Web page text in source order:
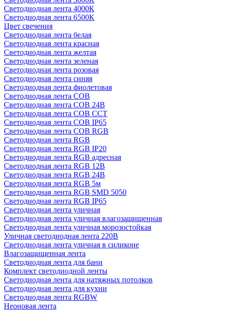
Светодиодная лента 4000К
Светодиодная лента 6500К
Цвет свечения
Светодиодная лента белая
Светодиодная лента красная
Светодиодная лента желтая
Светодиодная лента зеленая
Светодиодная лента розовая
Светодиодная лента синяя
Светодиодная лента фиолетовая
Светодиодная лента COB
Светодиодная лента COB 24В
Светодиодная лента COB CCT
Светодиодная лента COB IP65
Светодиодная лента COB RGB
Светодиодная лента RGB
Светодиодная лента RGB IP20
Светодиодная лента RGB адресная
Светодиодная лента RGB 12В
Светодиодная лента RGB 24В
Светодиодная лента RGB 5м
Светодиодная лента RGB SMD 5050
Светодиодная лента RGB IP65
Светодиодная лента уличная
Светодиодная лента уличная влагозащищенная
Светодиодная лента уличная морозостойкая
Уличная светодиодная лента 220В
Светодиодная лента уличная в силиконе
Влагозащищенная лента
Светодиодная лента для бани
Комплект светодиодной ленты
Светодиодная лента для натяжных потолков
Светодиодная лента для кухни
Светодиодная лента RGBW
Неоновая лента